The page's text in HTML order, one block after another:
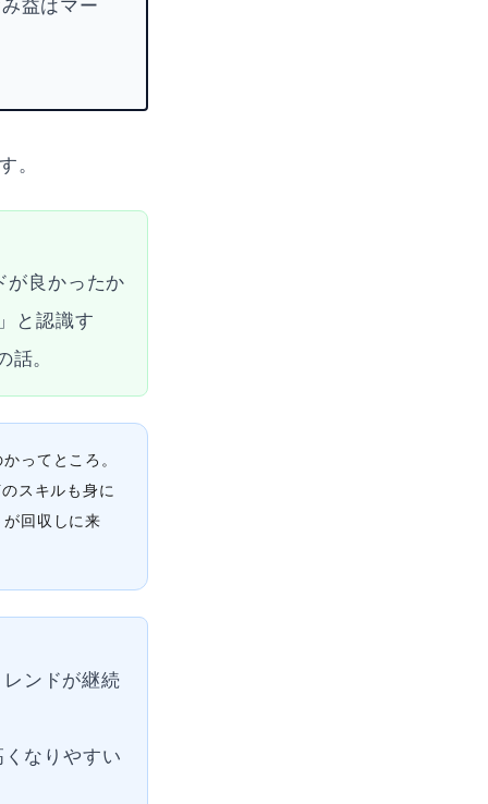
益はマー
。
が良かったか
と認識す
話。
ってところ。
スキルも身に
回収しに来
ンドが継続
なりやすい